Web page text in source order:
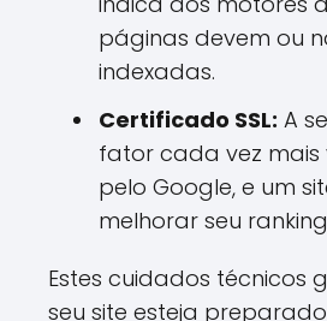
páginas devem ou
indexadas.
Certificado SSL: A
fator cada vez mais
pelo Google, e um
melhorar seu
Estes cuidados técnicos
seu site esteja